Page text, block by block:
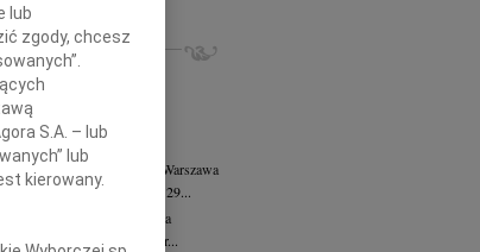
dr hab. Julii Kubisie,...
i dzielnej Marylce Butruk...
Warszawa
przyjęliśmy wiadomość, że 29...
Warszawa
2026 roku zmarła Profesor...
lub
zgody, chcesz
S.A. – lub
lub
kierowany.